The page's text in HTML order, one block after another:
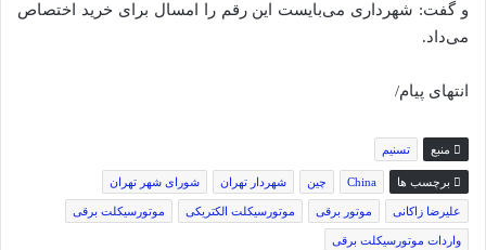
و گفت: شهرداری می‌بایست این رقم را امسال برای خرید اختصاص
می‌داد.
انتهای پیام/
منبع تسنیم
برچسب ها China چین شهردار تهران شورای شهر تهران
علیرضا زاکانی موتور برقی موتورسیکلت الکتریکى موتورسیکلت برقى
واردات موتورسیکلت برقی